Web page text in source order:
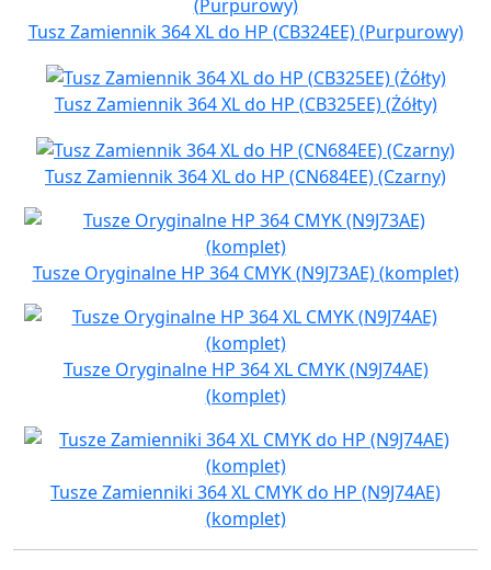
Tusz Zamiennik 364 XL do HP (CB324EE) (Purpurowy)
Tusz Zamiennik 364 XL do HP (CB325EE) (Żółty)
Tusz Zamiennik 364 XL do HP (CN684EE) (Czarny)
Tusze Oryginalne HP 364 CMYK (N9J73AE) (komplet)
Tusze Oryginalne HP 364 XL CMYK (N9J74AE)
(komplet)
Tusze Zamienniki 364 XL CMYK do HP (N9J74AE)
(komplet)